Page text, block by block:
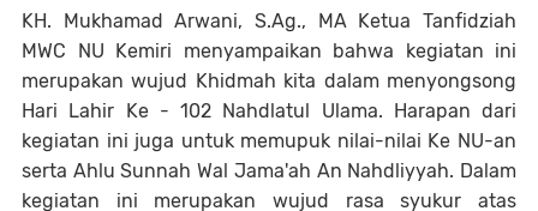
KH. Mukhamad Arwani, S.Ag., MA Ketua Tanfidziah
MWC NU Kemiri menyampaikan bahwa kegiatan ini
merupakan wujud Khidmah kita dalam menyongsong
Hari Lahir Ke - 102 Nahdlatul Ulama. Harapan dari
kegiatan ini juga untuk memupuk nilai-nilai Ke NU-an
serta Ahlu Sunnah Wal Jama'ah An Nahdliyyah. Dalam
kegiatan ini merupakan wujud rasa syukur atas